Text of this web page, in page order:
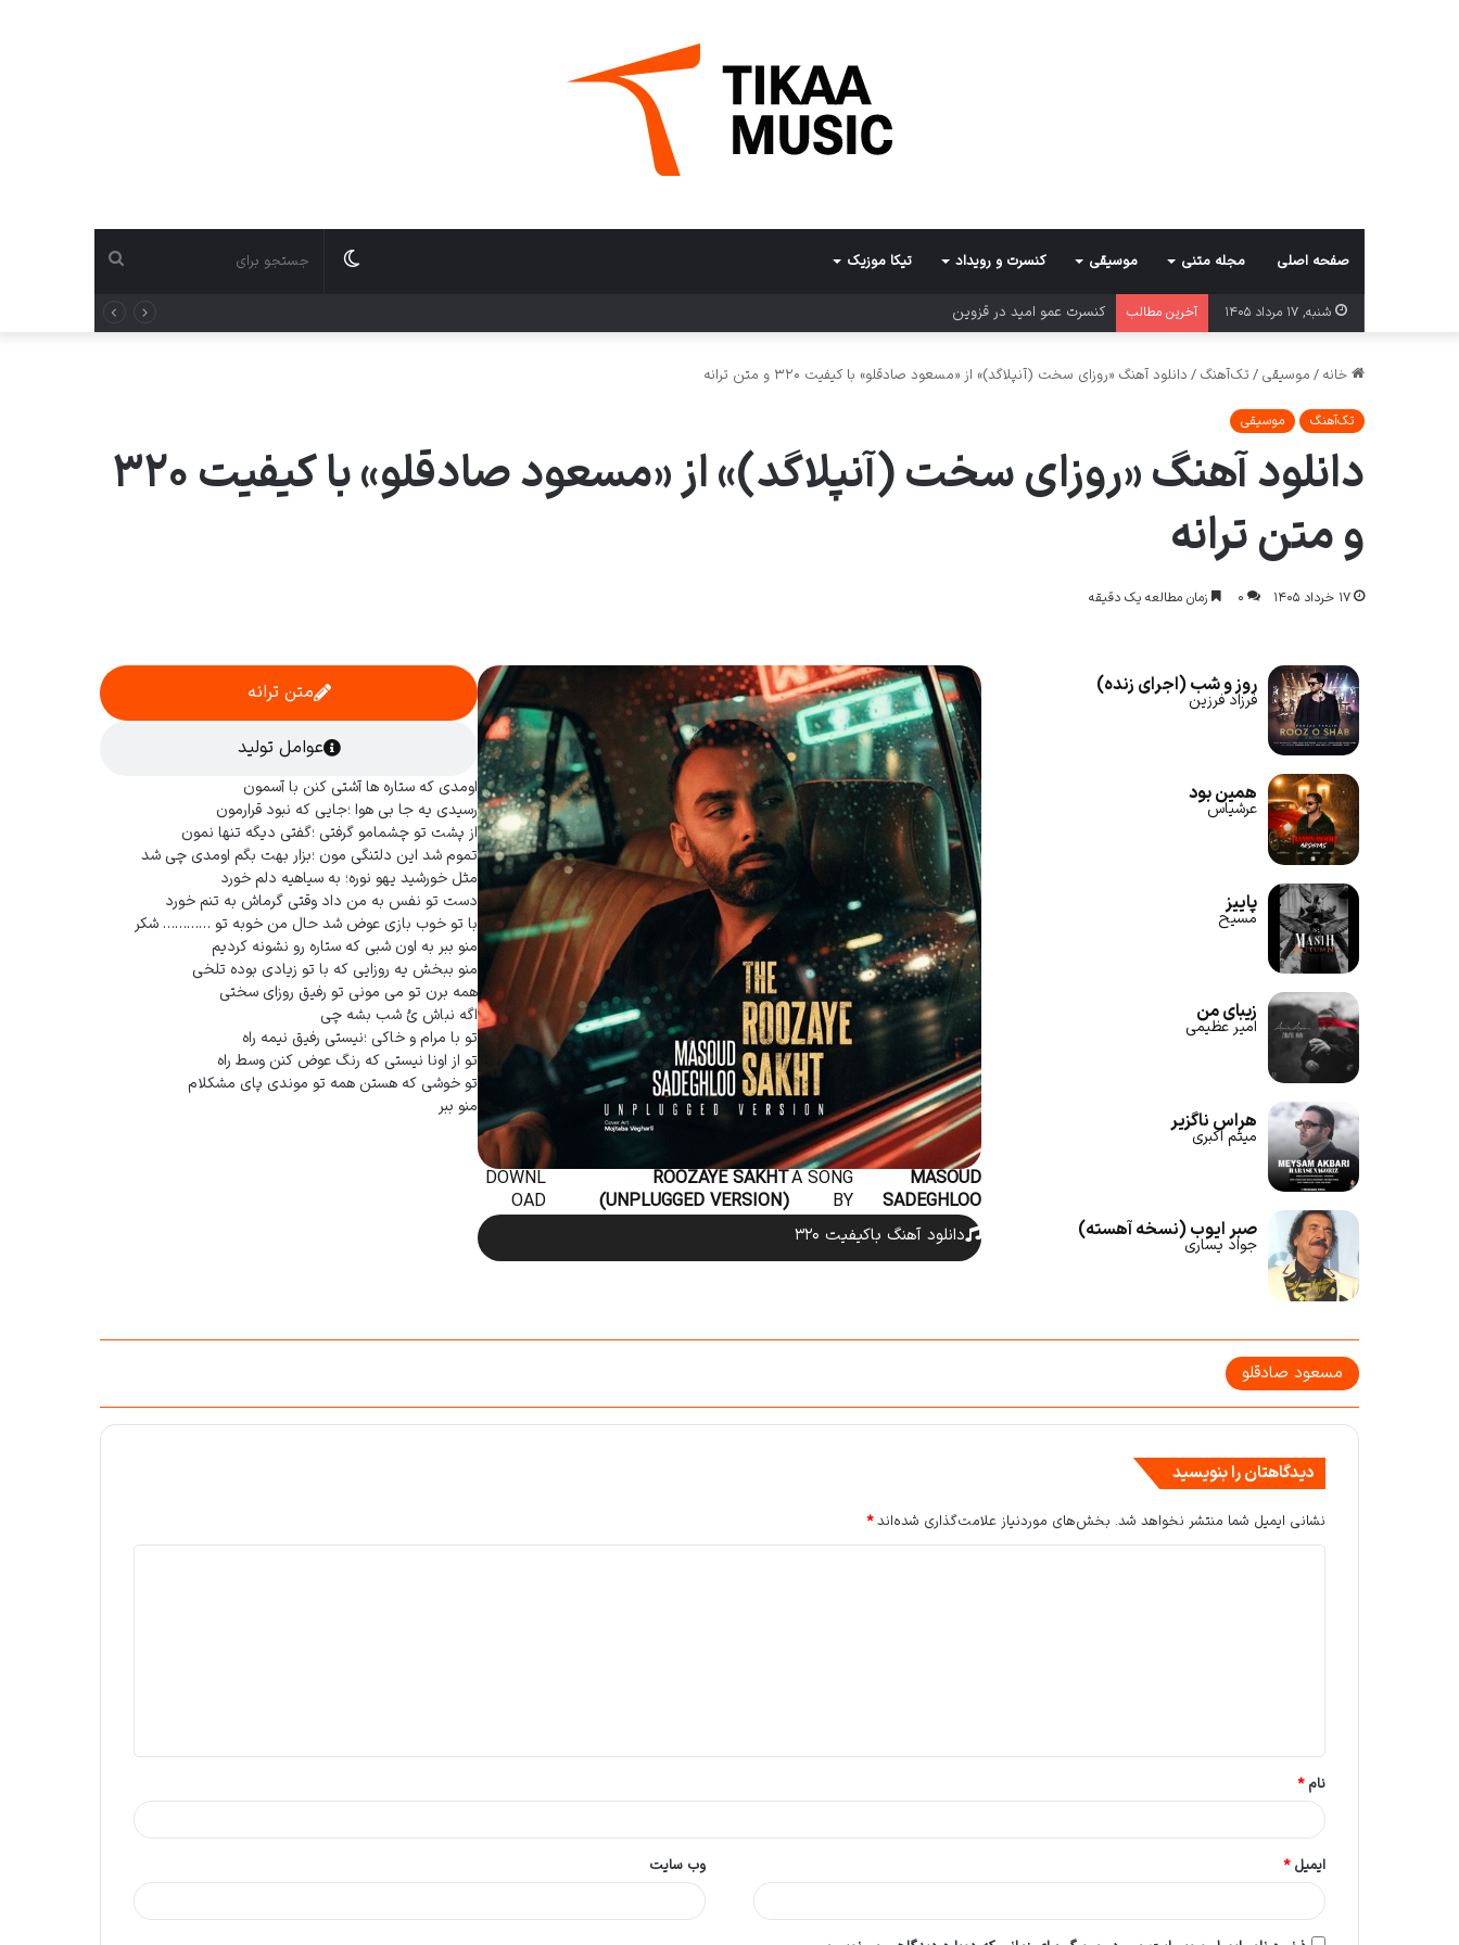
صفحه اصلی مجله متنی موسیقی کنسرت و رویداد تیکا موزیک
شنبه, ۱۷ مرداد ۱۴۰۵ آخرین مطالب کنسرت عمو امید در قزوین
خانه / موسیقی / تک‌آهنگ / دانلود آهنگ «روزای سخت (آنپلاگد)» از «مسعود صادقلو» با کیفیت ۳۲۰ و متن ترانه
تک‌آهنگ موسیقی
دانلود آهنگ «روزای سخت (آنپلاگد)» از «مسعود صادقلو» با کیفیت ۳۲۰
و متن ترانه
۱۷ خرداد ۱۴۰۵ ۰ زمان مطالعه یک دقیقه
روز و شب (اجرای زنده)
فرزاد فرزین
همین بود
عرشیاس
پاییز
مسیح
زیبای من
امیر عظیمی
هراس ناگزیر
میثم اکبری
صبر ایوب (نسخه آهسته)
جواد یساری
MASOUD
SADEGHLOO
A SONG
BY
ROOZAYE SAKHT
(UNPLUGGED VERSION)
DOWNL
OAD
دانلود آهنگ باکیفیت ۳۲۰
متن ترانه
عوامل تولید
مسعود صادقلو
دیدگاهتان را بنویسید
نشانی ایمیل شما منتشر نخواهد شد. بخش‌های موردنیاز علامت‌گذاری شده‌اند*
*
نام*
ایمیل* وب‌ سایت